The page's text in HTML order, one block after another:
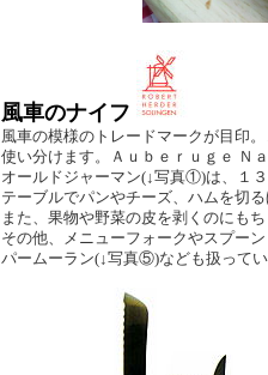
風車のナイフ
風車の模様のトレードマークが目印
使い分けます。Ａｕｂｅｒｕｇｅ Ｎ
オールドジャーマン(↓写真①)は、１
テーブルでパンやチーズ、ハムを切
また、果物や野菜の皮を剥くのにも
その他、メニューフォークやスプー
パームーラン(↓写真⑤)なども扱って